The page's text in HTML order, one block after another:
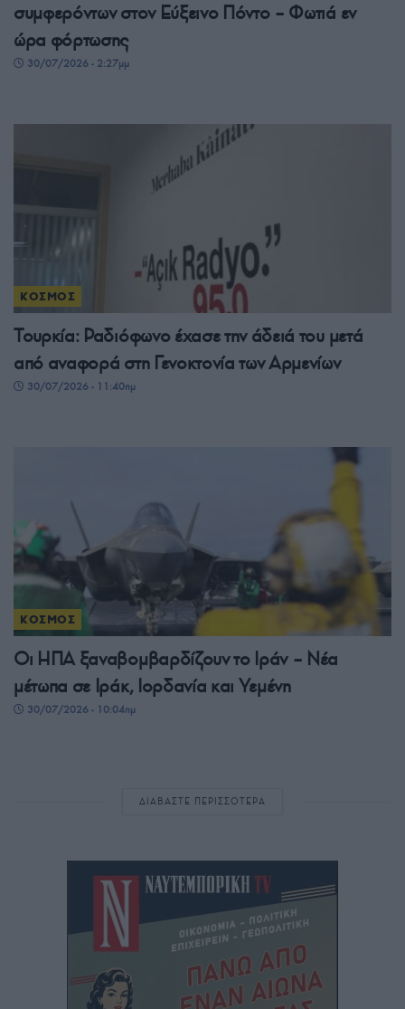
συμφερόντων στον Εύξεινο Πόντο – Φωτιά εν
ώρα φόρτωσης
30/07/2026 - 2:27μμ
ΚΟΣΜΟΣ
Τουρκία: Ραδιόφωνο έχασε την άδειά του μετά
από αναφορά στη Γενοκτονία των Αρμενίων
30/07/2026 - 11:40πμ
ΚΟΣΜΟΣ
Οι ΗΠΑ ξαναβομβαρδίζουν το Ιράν – Νέα
μέτωπα σε Ιράκ, Ιορδανία και Υεμένη
30/07/2026 - 10:04πμ
ΔΙΑΒΑΣΤΕ ΠΕΡΙΣΣΟΤΕΡΑ